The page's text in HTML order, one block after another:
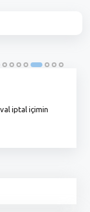
iptal içimin